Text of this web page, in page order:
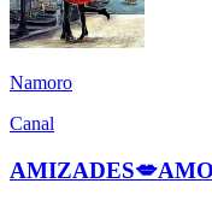
Namoro
Canal